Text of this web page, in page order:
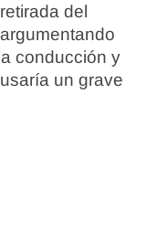
del
conducción y
un grave